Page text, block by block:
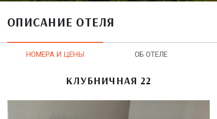
ОПИСАНИЕ ОТЕЛЯ
НОМЕРА И ЦЕНЫ ОБ ОТЕЛЕ
КЛУБНИЧНАЯ 22